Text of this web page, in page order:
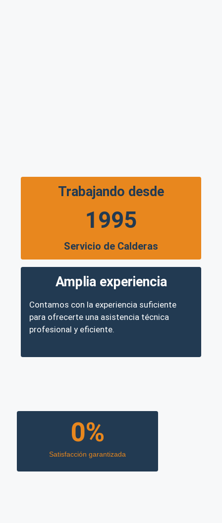
Trabajando desde
1995
Servicio de Calderas
Amplia experiencia
Contamos con la experiencia suficiente
para ofrecerte una asistencia técnica
profesional y eficiente.
Satisfacción garantizada
0%